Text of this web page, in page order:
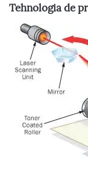
Tehnologia de